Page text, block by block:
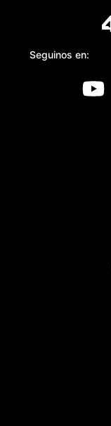
Seguinos en: